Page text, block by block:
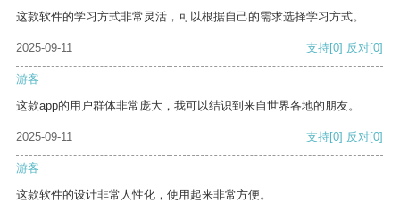
这款软件的学习方式非常灵活，可以根据自己的需求选择学习方式。
2025-09-11 支持[0] 反对[0]
游客
这款app的用户群体非常庞大，我可以结识到来自世界各地的朋友。
2025-09-11 支持[0] 反对[0]
游客
这款软件的设计非常人性化，使用起来非常方便。